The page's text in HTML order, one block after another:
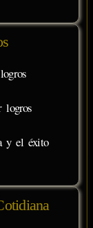
logros
y el éxito